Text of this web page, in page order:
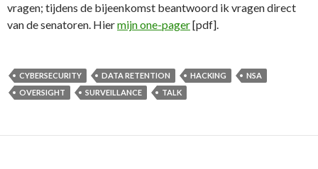
vragen; tijdens de bijeenkomst beantwoord ik vragen direct
van de senatoren. Hiermijn one-pager[pdf].
CYBERSECURITY DATA RETENTION HACKING
NSA
OVERSIGHT
SURVEILLANCE TALK